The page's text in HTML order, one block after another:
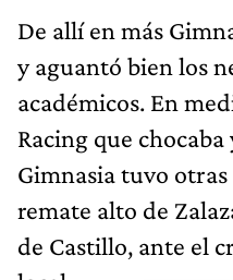
De allí en más
y aguantó bien los
académicos. En
Racing que chocaba
Gimnasia tuvo otras
remate alto de
de Castillo, ante el